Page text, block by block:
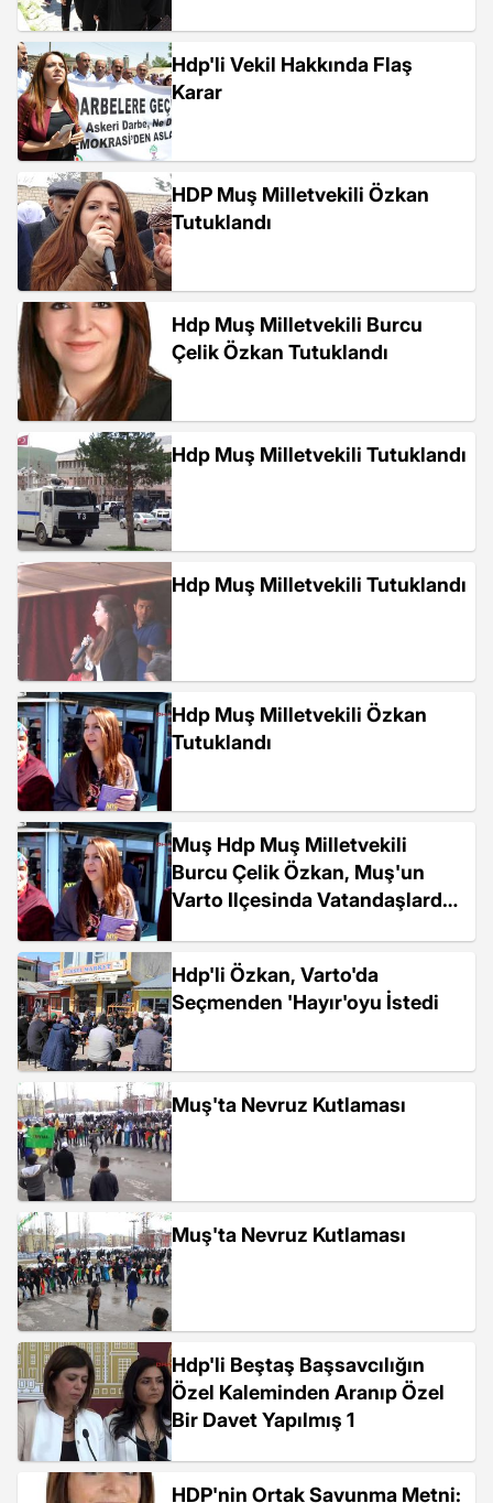
Hdp'li Vekil Hakkında Flaş
Karar
HDP Muş Milletvekili Özkan
Tutuklandı
Hdp Muş Milletvekili Burcu
Çelik Özkan Tutuklandı
Hdp Muş Milletvekili Tutuklandı
Hdp Muş Milletvekili Tutuklandı
Hdp Muş Milletvekili Özkan
Tutuklandı
Muş Hdp Muş Milletvekili
Burcu Çelik Özkan, Muş'un
Varto Ilçesinda Vatandaşlardan
Hdp'li Özkan, Varto'da
Seçmenden 'Hayır'oyu İstedi
Muş'ta Nevruz Kutlaması
Muş'ta Nevruz Kutlaması
Hdp'li Beştaş Başsavcılığın
Özel Kaleminden Aranıp Özel
Bir Davet Yapılmış 1
HDP'nin Ortak Savunma Metni: